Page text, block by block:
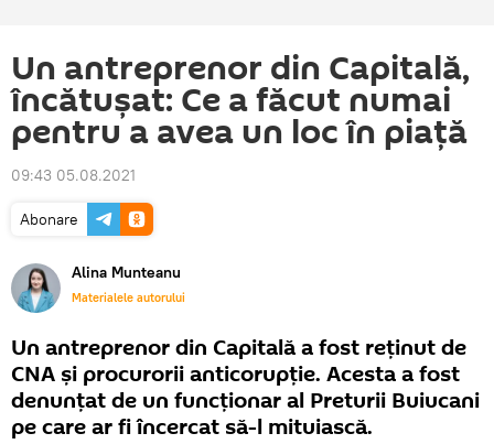
Un antreprenor din Capitală,
încătușat: Ce a făcut numai
pentru a avea un loc în piață
09:43 05.08.2021
Abonare
Alina Munteanu
Materialele autorului
Un antreprenor din Capitală a fost reţinut de
CNA şi procurorii anticorupţie. Acesta a fost
denunţat de un funcţionar al Preturii Buiucani
pe care ar fi încercat să-l mituiască.